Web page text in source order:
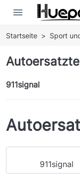
menu
Startseite Sport
911signal
911signal